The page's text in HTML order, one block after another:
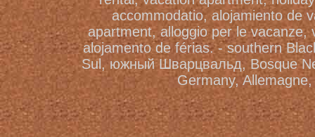
accommodatio, alojamiento de
apartment, alloggio per le vacanze,
alojamento de férias. - southern
Sul, южный Шварцвальд, Bosque
Germany,